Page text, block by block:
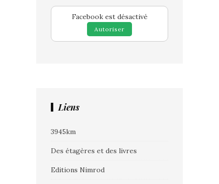
Facebook est désactivé
Autoriser
Liens
3945km
Des étagères et des livres
Editions Nimrod